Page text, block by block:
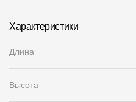
Вопрос-ответ/Faq
Характеристики
Длина
Высота